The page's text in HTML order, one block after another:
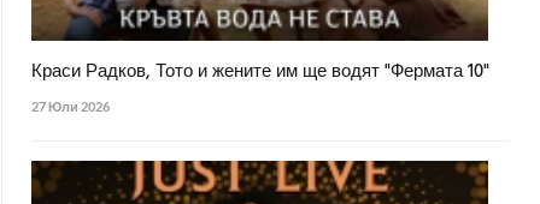
Краси Радков, Тото и жените им ще водят "Фермата 10"
27 Юли 2026